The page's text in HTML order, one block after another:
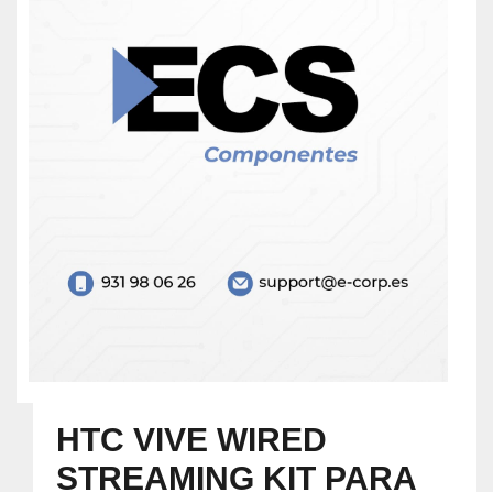
HTC VIVE WIRED
STREAMING KIT PARA